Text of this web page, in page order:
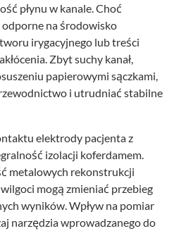
płynu w kanale. Choć
odporne na środowisko
irygacyjnego lub treści
Zbyt suchy kanał,
papierowymi sączkami,
i utrudniać stabilne
elektrody pacjenta z
izolacji koferdamem.
metalowych rekonstrukcji
mogą zmieniać przebieg
wyników. Wpływ na pomiar
narzędzia wprowadzanego do